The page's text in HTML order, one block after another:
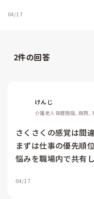
04/17
2件の回答
けんじ
介護老人保健施設, 病院,
さくさくの感覚は間
まずは仕事の優先順
悩みを職場内で共有
04/17